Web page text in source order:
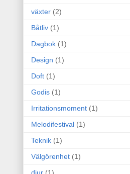
växter (2)
Båtliv (1)
Dagbok (1)
Design (1)
Doft (1)
Godis (1)
Irritationsmoment (1)
Melodifestival (1)
Teknik (1)
Välgörenhet (1)